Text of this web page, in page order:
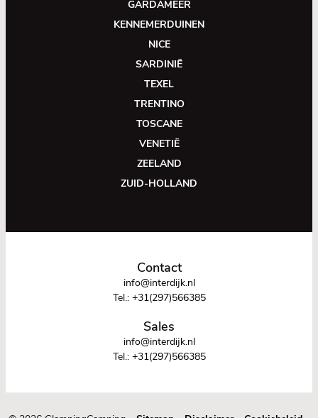
GARDAMEER
KENNEMERDUINEN
NICE
SARDINIË
TEXEL
TRENTINO
TOSCANE
VENETIË
ZEELAND
ZUID-HOLLAND
Contact
info@interdijk.nl
Tel.: +31(297)566385
Sales
info@interdijk.nl
Tel.: +31(297)566385